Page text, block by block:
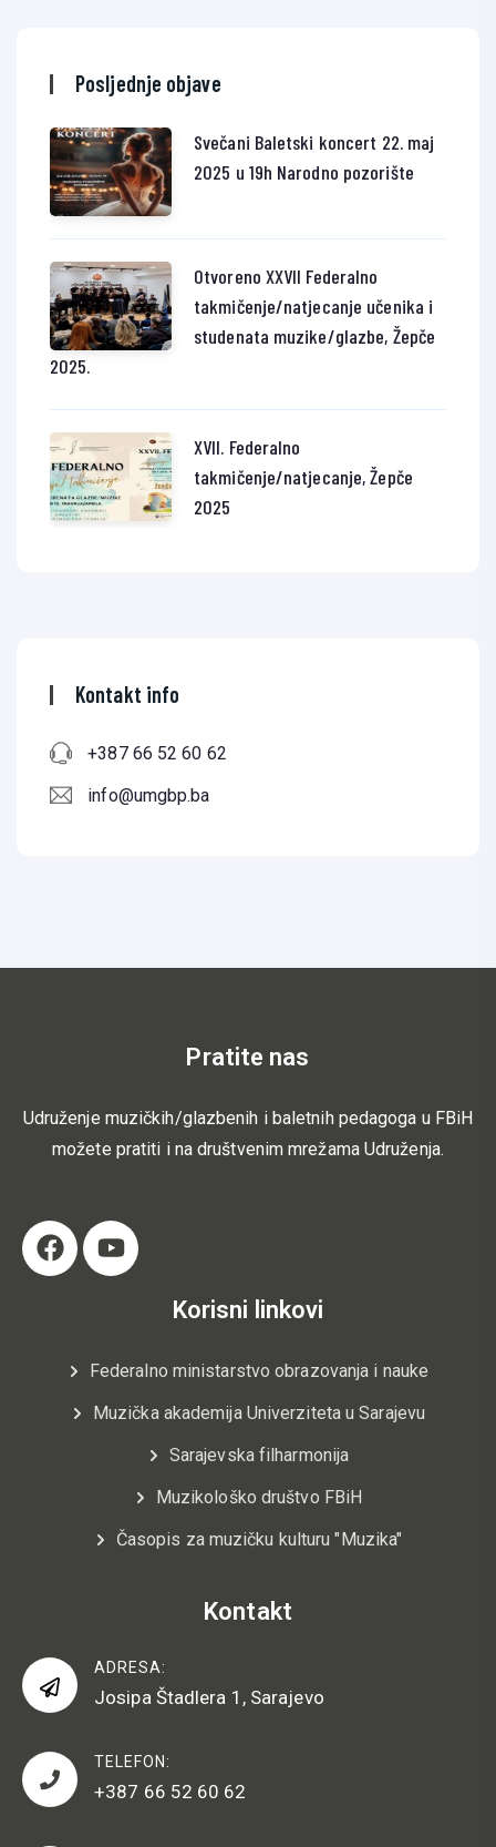
Posljednje objave
Svečani Baletski koncert 22. maj
2025 u 19h Narodno pozorište
Otvoreno XXVII Federalno
takmičenje/natjecanje učenika i
studenata muzike/glazbe, Žepče
2025.
XVII. Federalno
takmičenje/natjecanje, Žepče
2025
Kontakt info
+387 66 52 60 62
info@umgbp.ba
Pratite nas
Udruženje muzičkih/glazbenih i baletnih pedagoga u FBiH
možete pratiti i na društvenim mrežama Udruženja.
Korisni linkovi
Federalno ministarstvo obrazovanja i nauke
Muzička akademija Univerziteta u Sarajevu
Sarajevska filharmonija
Muzikološko društvo FBiH
Časopis za muzičku kulturu "Muzika"
Kontakt
ADRESA:
Josipa Štadlera 1, Sarajevo
TELEFON:
+387 66 52 60 62